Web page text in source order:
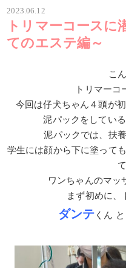
2023.06.12
トリマーコースに
てのエステ編～
こ
トリマーコ
今回は仔犬ちゃん４頭が
泥パックをしてい
泥パックでは、扶
学生には顔から下に塗って
ワンちゃんのマッ
まず初めに、
ダンテ くん と